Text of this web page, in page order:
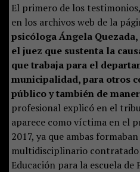
El primero de los
en los archivos web de la
psicóloga Ángela
el juez que sustenta la
que trabaja para el
municipalidad, para otros
público y también de
profesional explicó en el
aparece como víctima en el
2017, ya que ambas
multidisciplinario
Educación para la escuela de